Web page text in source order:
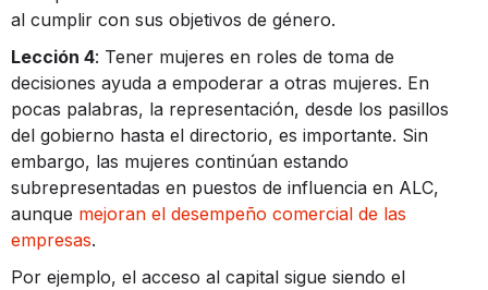
al cumplir con sus objetivos de género.
Lección 4: Tener mujeres en roles de toma de
decisiones ayuda a empoderar a otras mujeres. En
pocas palabras, la representación, desde los pasillos
del gobierno hasta el directorio, es importante. Sin
embargo, las mujeres continúan estando
subrepresentadas en puestos de influencia en ALC,
aunque mejoran el desempeño comercial de las
empresas.
Por ejemplo, el acceso al capital sigue siendo el